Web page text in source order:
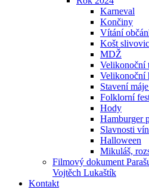
Karneval
Končiny
Vítání
Košt
MDŽ
Velikonoční
Velikonoční
Stavení
Folklorní
Hody
Hamburger
Slavnosti
Halloween
Mikuláš,
Filmový dokument
Vojtěch Lukaštík
Kontakt